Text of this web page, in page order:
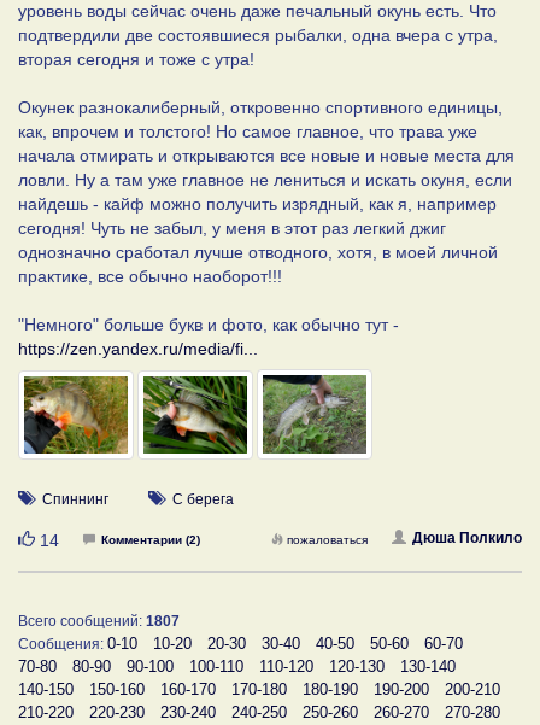
уровень воды сейчас очень даже печальный окунь есть. Что
подтвердили две состоявшиеся рыбалки, одна вчера с утра,
вторая сегодня и тоже с утра!
Окунек разнокалиберный, откровенно спортивного единицы,
как, впрочем и толстого! Но самое главное, что трава уже
начала отмирать и открываются все новые и новые места для
ловли. Ну а там уже главное не лениться и искать окуня, если
найдешь - кайф можно получить изрядный, как я, например
сегодня! Чуть не забыл, у меня в этот раз легкий джиг
однозначно сработал лучше отводного, хотя, в моей личной
практике, все обычно наоборот!!!
"Немного" больше букв и фото, как обычно тут -
https://zen.yandex.ru/media/fi...
Спиннинг С берега
Нравится
14 Комментарии (2) Дюша Полкило
пожаловаться
Всего сообщений: 1807
Сообщения: 0-10 10-20 20-30 30-40 40-50 50-60
60-70
70-80
80-90 90-100 100-110 110-120 120-130
130-140
140-150
150-160 160-170 170-180 180-190 190-200
200-210
210-220
220-230 230-240 240-250 250-260 260-270
270-280